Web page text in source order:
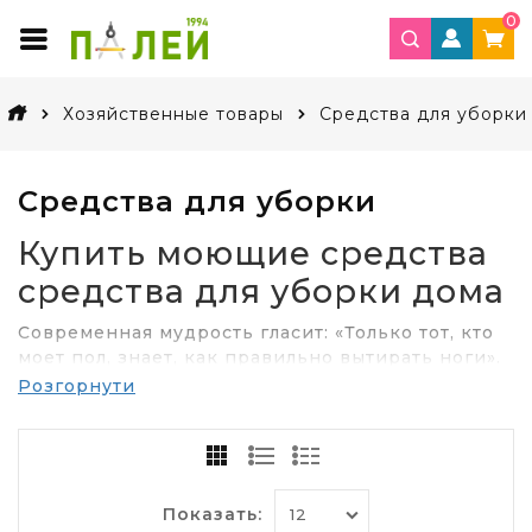
0
Хозяйственные товары Средства для уборки
Средства для уборки
Купить моющие средства
средства для уборки дома
Современная мудрость гласит: «Только тот, кто
моет пол, знает, как правильно вытирать ноги».
С этим трудно не согласиться. А консультанты
этого, знают все особенности различных
средств для уборки: всевозможные моющие
уборки дома и различных помещений.
Розгорнути
Показать: